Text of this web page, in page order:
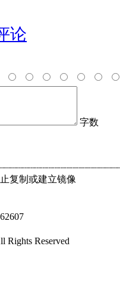
论
字数
复制或建立镜像
Rights Reserved